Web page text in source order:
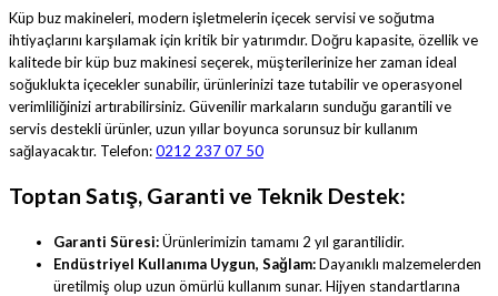
Küp buz makineleri, modern işletmelerin içecek servisi ve soğutma
ihtiyaçlarını karşılamak için kritik bir yatırımdır. Doğru kapasite, özellik ve
kalitede bir küp buz makinesi seçerek, müşterilerinize her zaman ideal
soğuklukta içecekler sunabilir, ürünlerinizi taze tutabilir ve operasyonel
verimliliğinizi artırabilirsiniz. Güvenilir markaların sunduğu garantili ve
servis destekli ürünler, uzun yıllar boyunca sorunsuz bir kullanım
sağlayacaktır. Telefon:0212 237 07 50
Toptan Satış, Garanti ve Teknik Destek:
Garanti Süresi:Ürünlerimizin tamamı 2 yıl garantilidir.
Endüstriyel Kullanıma Uygun, Sağlam:Dayanıklı malzemelerden
üretilmiş olup uzun ömürlü kullanım sunar. Hijyen standartlarına